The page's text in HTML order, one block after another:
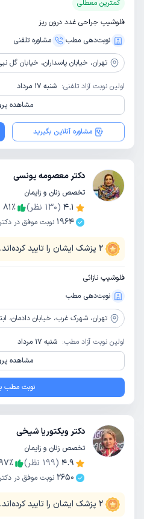
کمترین معطلی
فلوشیپ جراحی غدد درون ریز
نوبت‌دهی مطب
مشاوره‌ تلفنی
تهران، خیابان پاسداران، خیابان گل
اولین نوبت آزاد تلفنی: شنبه 17 مرداد
مشاهده
مشاوره آنلاین بگیرید
دکتر معصومه یونسی
تخصص زنان و زایمان
4.1
(
130 نظر) 81٪
1964 نوبت موفق در
2 پزشک ایشان را تایید کرده‌اند.
فلوشیپ نازائی
نوبت‌دهی مطب
تهران، شهرک غرب، خیابان دادمان، ابتدای بن بست صدف (روبروی
اولین نوبت آزاد مطب: شنبه 17 مرداد
مشاهده
نوبت مطب
دکتر ویکتوریا شیخی
تخصص زنان و زایمان
4.9
(
199 نظر) ٪
2650 نوبت موفق در
2 پزشک ایشان را تایید کرده‌اند.